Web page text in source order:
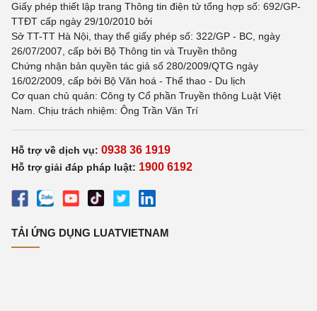
Giấy phép thiết lập trang Thông tin điện tử tổng hợp số: 692/GP-
TTĐT cấp ngày 29/10/2010 bởi
Sở TT-TT Hà Nội, thay thế giấy phép số: 322/GP - BC, ngày
26/07/2007, cấp bởi Bộ Thông tin và Truyền thông
Chứng nhận bản quyền tác giả số 280/2009/QTG ngày
16/02/2009, cấp bởi Bộ Văn hoá - Thể thao - Du lịch
Cơ quan chủ quản: Công ty Cổ phần Truyền thông Luật Việt
Nam. Chịu trách nhiệm: Ông Trần Văn Trí
Hỗ trợ về dịch vụ: 0938 36 1919
Hỗ trợ giải đáp pháp luật: 1900 6192
TẢI ỨNG DỤNG LUATVIETNAM